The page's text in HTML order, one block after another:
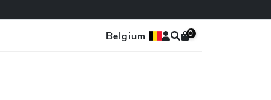
Belgium 0